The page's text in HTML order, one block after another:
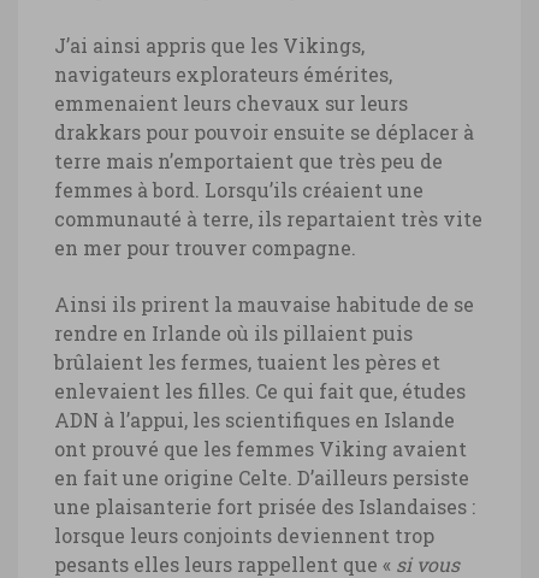
J’ai ainsi appris que les Vikings,
navigateurs explorateurs émérites,
emmenaient leurs chevaux sur leurs
drakkars pour pouvoir ensuite se déplacer à
terre mais n’emportaient que très peu de
femmes à bord. Lorsqu’ils créaient une
communauté à terre, ils repartaient très vite
en mer pour trouver compagne.
Ainsi ils prirent la mauvaise habitude de se
rendre en Irlande où ils pillaient puis
brûlaient les fermes, tuaient les pères et
enlevaient les filles. Ce qui fait que, études
ADN à l’appui, les scientifiques en Islande
ont prouvé que les femmes Viking avaient
en fait une origine Celte. D’ailleurs persiste
une plaisanterie fort prisée des Islandaises :
lorsque leurs conjoints deviennent trop
pesants elles leurs rappellent que « si vous